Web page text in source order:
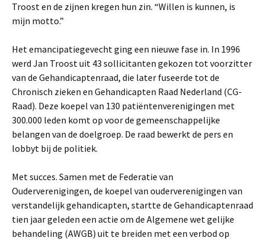
Troost en de zijnen kregen hun zin. “Willen is kunnen, is
mijn motto.”
Het emancipatiegevecht ging een nieuwe fase in. In 1996
werd Jan Troost uit 43 sollicitanten gekozen tot voorzitter
van de Gehandicaptenraad, die later fuseerde tot de
Chronisch zieken en Gehandicapten Raad Nederland (CG-
Raad). Deze koepel van 130 patiëntenverenigingen met
300.000 leden komt op voor de gemeenschappelijke
belangen van de doelgroep. De raad bewerkt de pers en
lobbyt bij de politiek.
Met succes. Samen met de Federatie van
Ouderverenigingen, de koepel van ouderverenigingen van
verstandelijk gehandicapten, startte de Gehandicaptenraad
tien jaar geleden een actie om de Algemene wet gelijke
behandeling (AWGB) uit te breiden met een verbod op